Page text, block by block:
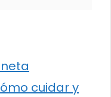
cuidar y